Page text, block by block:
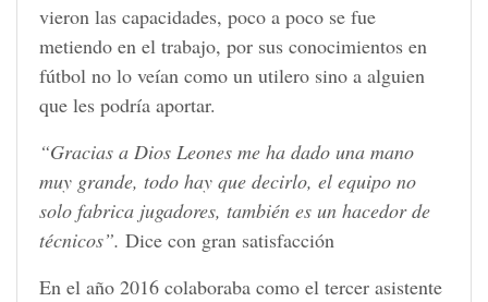
vieron las capacidades, poco a poco se fue
metiendo en el trabajo, por sus conocimientos en
fútbol no lo veían como un utilero sino a alguien
que les podría aportar.
“Gracias a Dios Leones me ha dado una mano
muy grande, todo hay que decirlo, el equipo no
solo fabrica jugadores, también es un hacedor de
técnicos”. Dice con gran satisfacción
En el año 2016 colaboraba como el tercer asistente